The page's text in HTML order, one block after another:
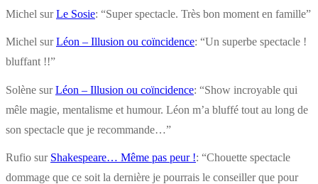
Michel surLe Sosie: “Super spectacle. Très bon moment en famille”
Michel surLéon – Illusion ou coïncidence: “Un superbe spectacle !
bluffant !!”
Solène surLéon – Illusion ou coïncidence: “Show incroyable qui
mêle magie, mentalisme et humour. Léon m’a bluffé tout au long de
son spectacle que je recommande…”
Rufio sur Shakespeare… Même pas peur !: “Chouette spectacle
dommage que ce soit la dernière je pourrais le conseiller que pour